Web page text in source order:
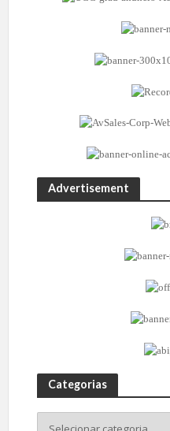
Advertisement
Categorias